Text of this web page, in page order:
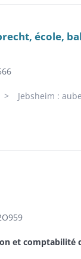
école,
Jebsheim :
et comptabilité